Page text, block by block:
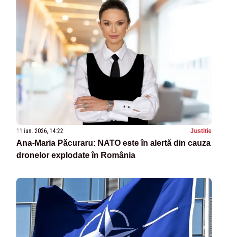
11 iun. 2026, 14:22 Justitie
Ana-Maria Păcuraru: NATO este în alertă din cauza
dronelor explodate în România